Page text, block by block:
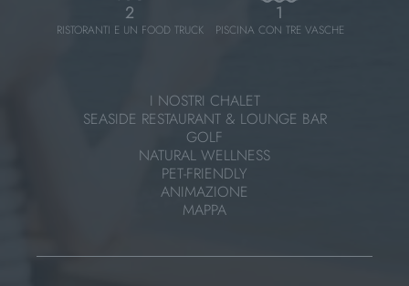
2
RISTORANTI E UN FOOD TRUCK
1
PISCINA CON TRE VASCHE
I NOSTRI CHALET
SEASIDE RESTAURANT & LOUNGE BAR
GOLF
NATURAL WELLNESS
PET-FRIENDLY
ANIMAZIONE
MAPPA